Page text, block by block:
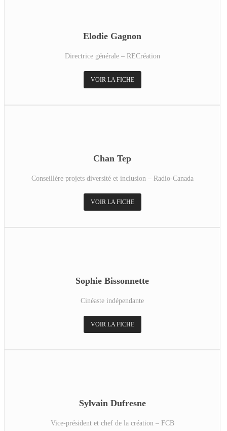
Elodie Gagnon
Directrice générale – RECréation
VOIR LA FICHE
Chan Tep
Conseillère projets diversité et inclusion – Radio-Canada
VOIR LA FICHE
Sophie Bissonnette
Cinéaste indépendante
VOIR LA FICHE
Sylvain Dufresne
Vice-président et chef de la création – FCB